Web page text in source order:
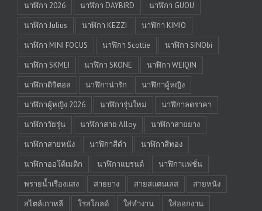
นาฬิกา 2026
นาฬิกา DAYBIRD
นาฬิกา GUOU
นาฬิกา Julius
นาฬิกา KEZZI
นาฬิกา KIMIO
นาฬิกา MINI FOCUS
นาฬิกา Scottie
นาฬิกา SINObi
นาฬิกา SKMEI
นาฬิกา SKONE
นาฬิกา WEIQIN
นาฬิกาดิจิตอล
นาฬิกาน่ารัก
นาฬิกาผู้หญิง
นาฬิกาผู้หญิง 2026
นาฬิการุ่นใหม่
นาฬิกาลดราคา
นาฬิกาวัยรุ่น
นาฬิกาสาย Alloy
นาฬิกาสายยาง
นาฬิกาสายหนัง
นาฬิกาสีดำ
นาฬิกาสีทอง
นาฬิกาออโต้เมติก
นาฬิกาแบรนด์
นาฬิกาแฟชั่น
พรายน้ำเรืองแสง
สายยาง สายสแตนเลส
สายหนัง
สไตล์เกาหลี
โรสโกลด์ ใส่ทำงาน ใส่ออกงาน